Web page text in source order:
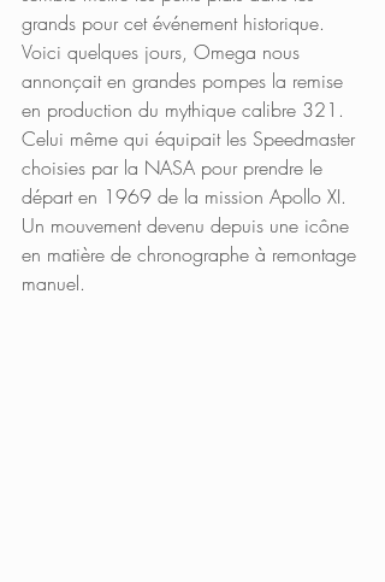
grands pour cet événement historique.
Voici quelques jours, Omega nous
annonçait en grandes pompes la remise
en production du mythique calibre 321.
Celui même qui équipait les Speedmaster
choisies par la NASA pour prendre le
départ en 1969 de la mission Apollo XI.
Un mouvement devenu depuis une icône
en matière de chronographe à remontage
manuel.